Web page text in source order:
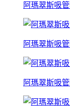
阿瑪翠斯吸
阿瑪翠斯吸
阿瑪翠斯吸